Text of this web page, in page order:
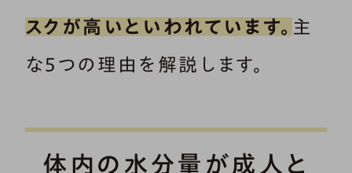
スクが高いといわれています。 主
な5つの理由を解説します。
体内の水分量が成人と